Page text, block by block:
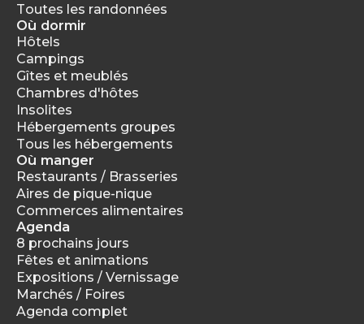
Toutes les randonnées
Où dormir
Hôtels
Campings
Gîtes et meublés
Chambres d'hôtes
Insolites
Hébergements groupes
Tous les hébergements
Où manger
Restaurants / Brasseries
Aires de pique-nique
Commerces alimentaires
Agenda
8 prochains jours
Fêtes et animations
Expositions / Vernissage
Marchés / Foires
Agenda complet